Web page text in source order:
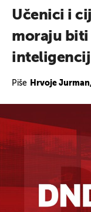
Učenici i
moraju biti
Piše Hrvoje